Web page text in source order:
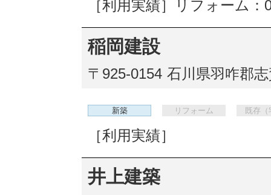
［利用実績］リフォーム：
稲岡建設
〒925-0154 石川県羽咋郡
新築 リフォーム 既存（
［利用実績］
井上建築